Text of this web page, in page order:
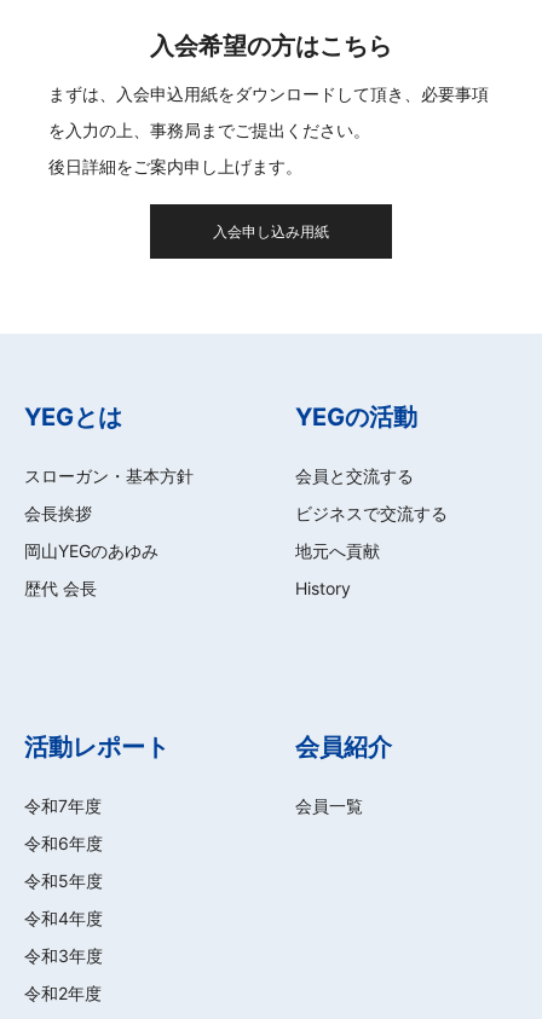
入会希望の方はこちら
まずは、入会申込用紙をダウンロードして頂き、必要事項
を入力の上、事務局までご提出ください。
後日詳細をご案内申し上げます。
入会申し込み用紙
YEGとは
スローガン・基本方針
会長挨拶
岡山YEGのあゆみ
歴代 会長
YEGの活動
会員と交流する
ビジネスで交流する
地元へ貢献
History
活動レポート
令和7年度
令和6年度
令和5年度
令和4年度
令和3年度
令和2年度
会員紹介
会員一覧